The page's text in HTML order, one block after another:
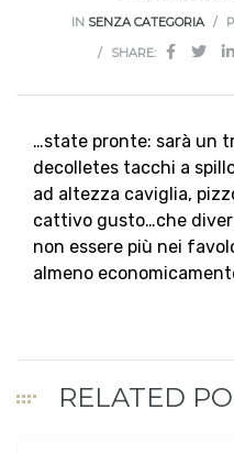
IN SENZA CATEGORIA
SHARE:
…state pronte: sarà un
decolletes tacchi a
ad altezza caviglia,
cattivo gusto…che
non essere più nei
almeno
RELATED